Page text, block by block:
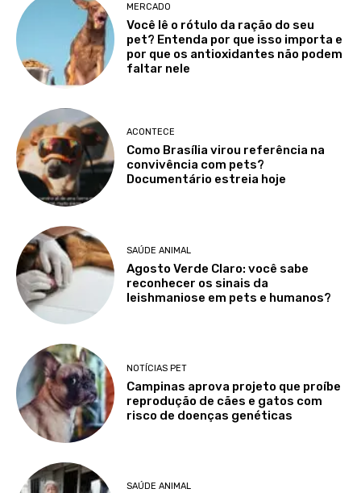
MERCADO
Você lê o rótulo da ração do seu
pet? Entenda por que isso importa e
por que os antioxidantes não podem
faltar nele
ACONTECE
Como Brasília virou referência na
convivência com pets?
Documentário estreia hoje
SAÚDE ANIMAL
Agosto Verde Claro: você sabe
reconhecer os sinais da
leishmaniose em pets e humanos?
NOTÍCIAS PET
Campinas aprova projeto que proíbe
reprodução de cães e gatos com
risco de doenças genéticas
SAÚDE ANIMAL